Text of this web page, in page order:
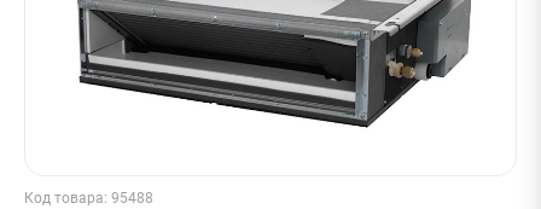
Код товара: 95488